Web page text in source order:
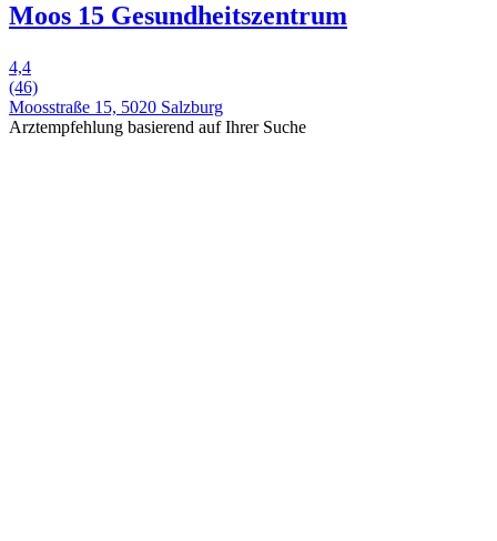
Moos 15 Gesundheitszentrum
4,4
(46)
Moosstraße 15, 5020 Salzburg
Arztempfehlung basierend auf Ihrer Suche